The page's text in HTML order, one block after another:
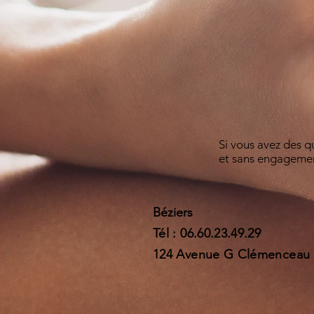
Si vous avez des
et sans
Béziers
​​Tél : 06.60.23.49.29
124 Avenue G Clémenceau